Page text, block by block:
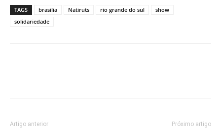
TAGS brasilia Natiruts rio grande do sul
show
solidariedade
Artigo anterior Próximo artigo